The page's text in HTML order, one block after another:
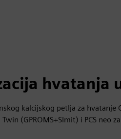
hvatanja
kalcijskog petlja za hvatanje
(GPROMS+SImit) i PCS neo